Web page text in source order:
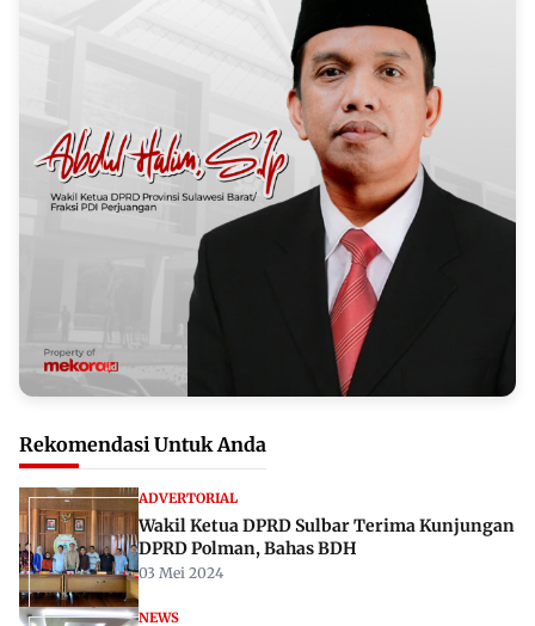
Rekomendasi Untuk Anda
ADVERTORIAL
Wakil Ketua DPRD Sulbar Terima Kunjungan
DPRD Polman, Bahas BDH
03 Mei 2024
NEWS